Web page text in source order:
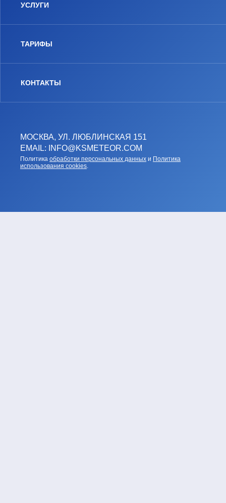
МОСКВА, УЛ. ЛЮБЛИНСКАЯ 151
EMAIL: INFO@KSMETEOR.COM
Политика обработки персональных данных и Политика
использования cookies.
УСЛУГИ
ТАРИФЫ
КОНТАКТЫ